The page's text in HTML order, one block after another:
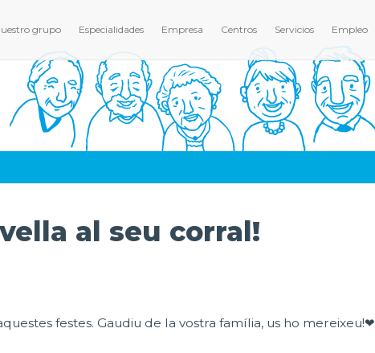
grupo Especialidades Empresa Centros Servicios Empleo
al seu corral!
festes. Gaudiu de la vostra família, us ho mereixeu!❤